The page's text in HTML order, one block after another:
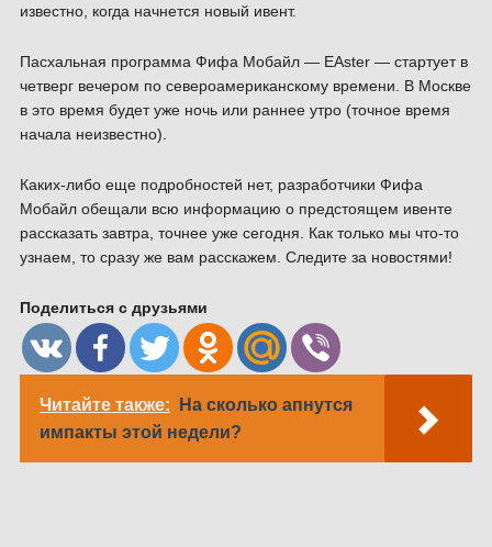
известно, когда начнется новый ивент.
Пасхальная программа Фифа Мобайл — EAster — стартует в
четверг вечером по североамериканскому времени. В Москве
в это время будет уже ночь или раннее утро (точное время
начала неизвестно).
Каких-либо еще подробностей нет, разработчики Фифа
Мобайл обещали всю информацию о предстоящем ивенте
рассказать завтра, точнее уже сегодня. Как только мы что-то
узнаем, то сразу же вам расскажем. Следите за новостями!
Поделиться с друзьями
Читайте также:
На сколько апнутся
импакты этой недели?